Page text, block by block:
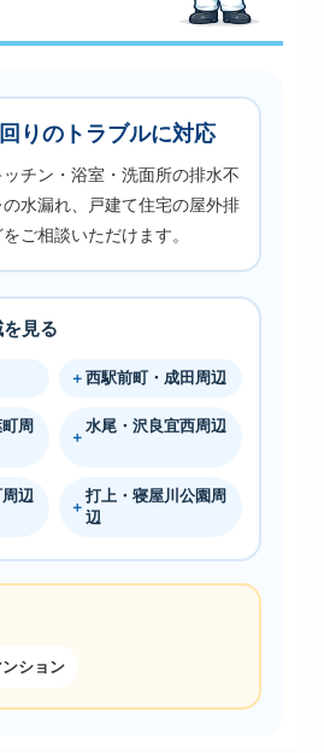
りのトラブルに対応
ッチン・浴室・洗面所の排水不
水漏れ、戸建て住宅の屋外排
ご相談いただけます。
見る
西駅前町・成田周辺
周
水尾・沢良宜西周辺
辺
打上・寝屋川公園周
辺
ンション